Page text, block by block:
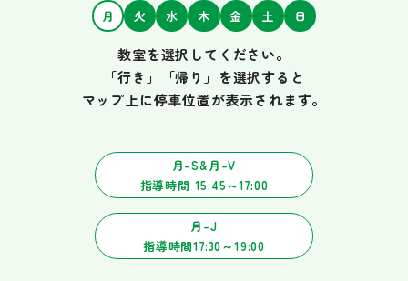
月
教室を選択してください。
「行き」「帰り」を選択すると
マップ上に停車位置が表示されます。
月-S&月-V
指導時間 15:45～17:00
月-J
指導時間17:30～19:00
火 水 木 金 土 日